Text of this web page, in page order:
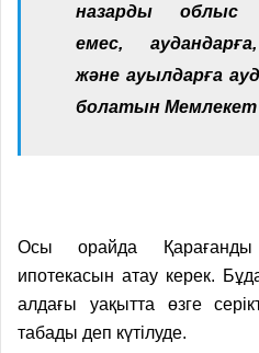
назарды облыс
емес,
және ауылдарға
болатын
Осы орайда
ипотекасын атау керек.
алдағы уақытта өзге
табады деп күтілуде.